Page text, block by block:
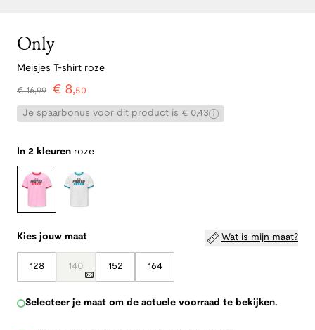
Only
Meisjes T-shirt roze
€16,99 € 8,50
Je spaarbonus voor dit product is € 0,43
In 2 kleuren roze
Kies jouw maat Wat is mijn maat?
128 140 152 164
Selecteer je maat om de actuele voorraad te bekijken.